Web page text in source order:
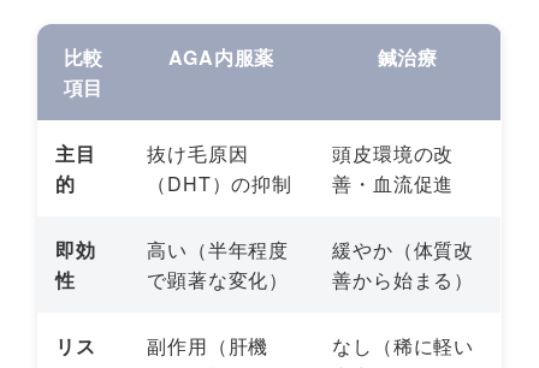
比較
項目
AGA内服薬 鍼治療
主目
的
抜け毛原因
（DHT）の抑制
頭皮環境の改
善・血流促進
即効
性
高い（半年程度
で顕著な変化）
緩やか（体質改
善から始まる）
リス
副作用（肝機
なし（稀に軽い